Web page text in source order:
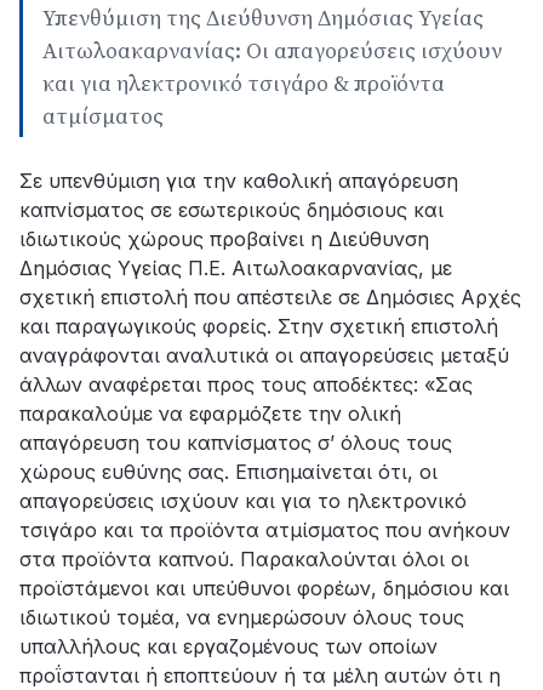
Υπενθύμιση της Διεύθυνση Δημόσιας Υγείας
Αιτωλοακαρνανίας: Οι απαγορεύσεις ισχύουν
και για ηλεκτρονικό τσιγάρο & προϊόντα
ατμίσματος
Σε υπενθύμιση για την καθολική απαγόρευση
καπνίσματος σε εσωτερικούς δημόσιους και
ιδιωτικούς χώρους προβαίνει η Διεύθυνση
Δημόσιας Υγείας Π.Ε. Αιτωλοακαρνανίας, με
σχετική επιστολή που απέστειλε σε Δημόσιες Αρχές
και παραγωγικούς φορείς. Στην σχετική επιστολή
αναγράφονται αναλυτικά οι απαγορεύσεις μεταξύ
άλλων αναφέρεται προς τους αποδέκτες: «Σας
παρακαλούμε να εφαρμόζετε την ολική
απαγόρευση του καπνίσματος σ’ όλους τους
χώρους ευθύνης σας. Επισημαίνεται ότι, οι
απαγορεύσεις ισχύουν και για το ηλεκτρονικό
τσιγάρο και τα προϊόντα ατμίσματος που ανήκουν
στα προϊόντα καπνού. Παρακαλούνται όλοι οι
προϊστάμενοι και υπεύθυνοι φορέων, δημόσιου και
ιδιωτικού τομέα, να ενημερώσουν όλους τους
υπαλλήλους και εργαζομένους των οποίων
προΐστανται ή εποπτεύουν ή τα μέλη αυτών ότι η